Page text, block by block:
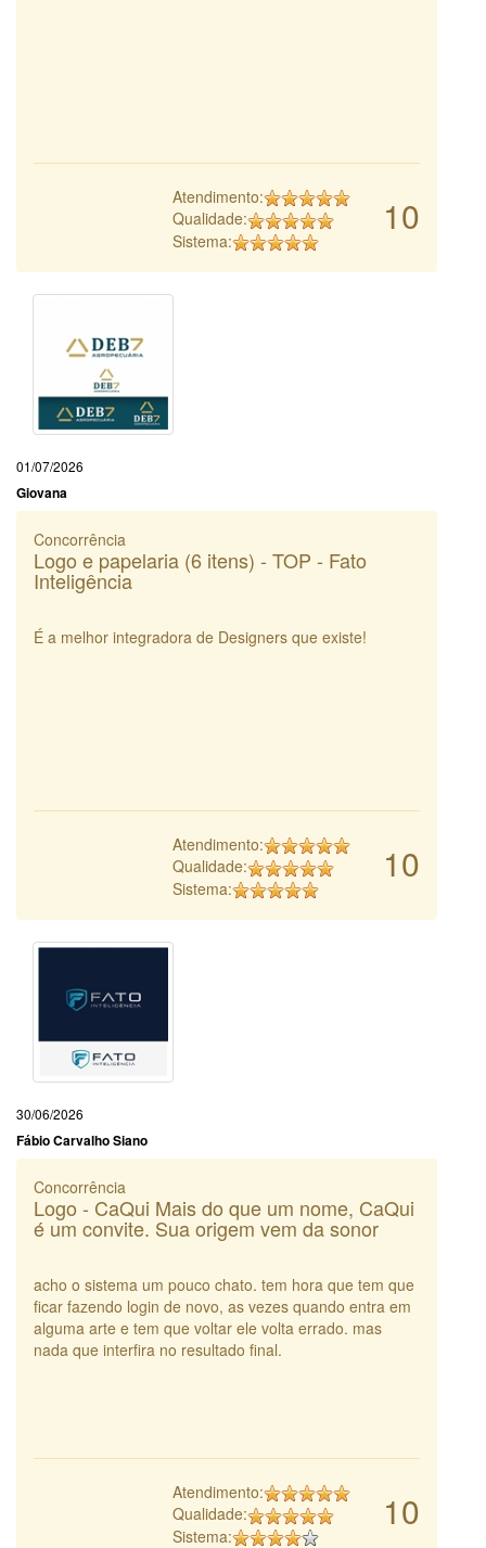
10
Atendimento:
Qualidade:
Sistema:
01/07/2026
Giovana
Concorrência
Logo e papelaria (6 itens) - TOP - Fato
Inteligência
É a melhor integradora de Designers que existe!
10
Atendimento:
Qualidade:
Sistema:
30/06/2026
Fábio Carvalho Siano
Concorrência
Logo - CaQui Mais do que um nome, CaQui
é um convite. Sua origem vem da sonor
acho o sistema um pouco chato. tem hora que tem que
ficar fazendo login de novo, as vezes quando entra em
alguma arte e tem que voltar ele volta errado. mas
nada que interfira no resultado final.
10
Atendimento:
Qualidade:
Sistema: